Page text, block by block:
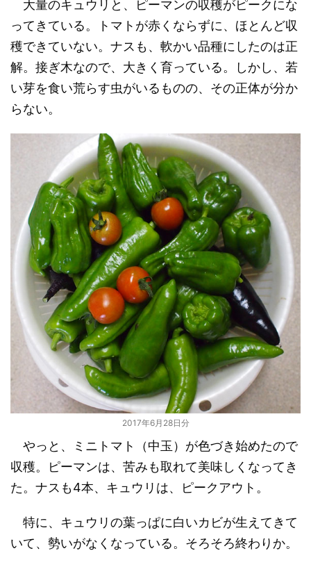
大量のキュウリと、ピーマンの収穫がピークにな
ってきている。トマトが赤くならずに、ほとんど収
穫できていない。ナスも、軟かい品種にしたのは正
解。接ぎ木なので、大きく育っている。しかし、若
い芽を食い荒らす虫がいるものの、その正体が分か
らない。
2017年6月28日分
やっと、ミニトマト（中玉）が色づき始めたので
収穫。ピーマンは、苦みも取れて美味しくなってき
た。ナスも4本、キュウリは、ピークアウト。
特に、キュウリの葉っぱに白いカビが生えてきて
いて、勢いがなくなっている。そろそろ終わりか。